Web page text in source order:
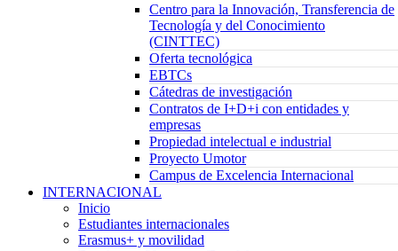
Centro para la Innovación, Transferencia de
Tecnología y del Conocimiento
(CINTTEC)
Oferta tecnológica
EBTCs
Cátedras de investigación
Contratos de I+D+i con entidades y
empresas
Propiedad intelectual e industrial
Proyecto Umotor
Campus de Excelencia Internacional
INTERNACIONAL
Inicio
Estudiantes internacionales
Erasmus+ y movilidad